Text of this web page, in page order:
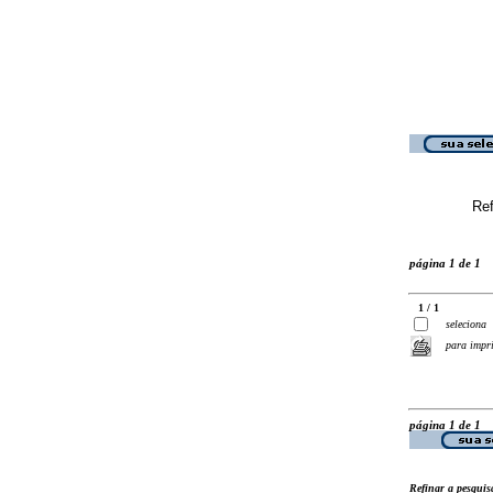
página 1 de 1
1 / 1
seleciona
para
página 1 de 1
Refinar a